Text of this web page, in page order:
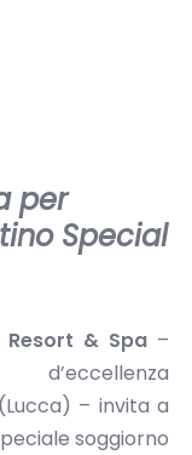
per
Special
Resort & Spa–
– invita a
soggiorno